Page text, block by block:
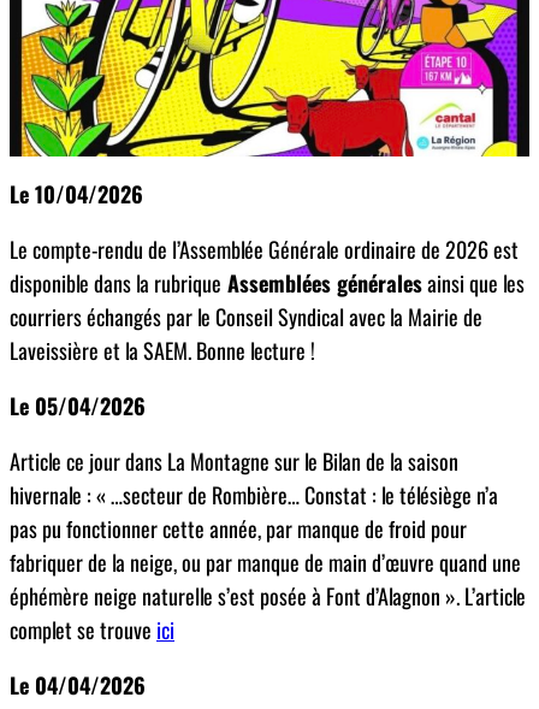
Le 10/04/2026
Le compte-rendu de l’Assemblée Générale ordinaire de 2026 est
disponible dans la rubrique Assemblées généralesainsi que les
courriers échangés par le Conseil Syndical avec la Mairie de
Laveissière et la SAEM. Bonne lecture !
Le 05/04/2026
Article ce jour dans La Montagne sur le Bilan de la saison
hivernale : « …secteur de Rombière… Constat : le télésiège n’a
pas pu fonctionner cette année, par manque de froid pour
fabriquer de la neige, ou par manque de main d’œuvre quand une
éphémère neige naturelle s’est posée à Font d’Alagnon ». L’article
complet se trouve ici
Le 04/04/2026